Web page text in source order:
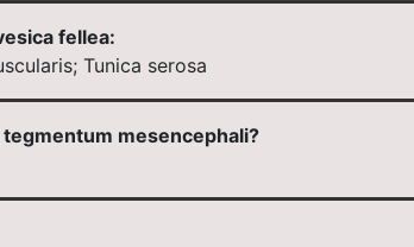
fellea:
Tunica serosa
mesencephali?